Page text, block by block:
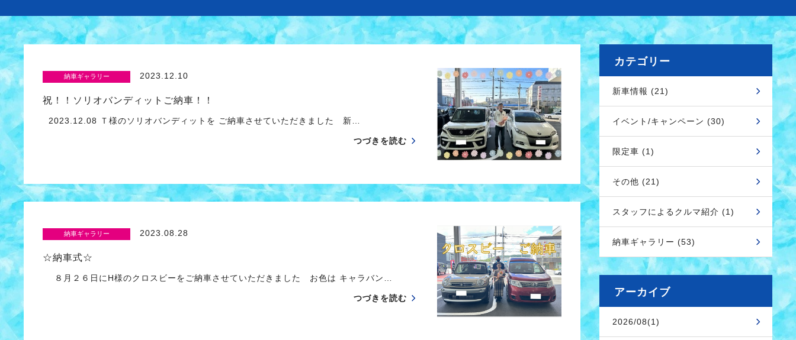
納車ギャラリー 2023.12.10
祝！！ソリオバンディットご納車！！
2023.12.08 Ｔ様のソリオバンディットを ご納車させていただきました 新…
つづきを読む
納車ギャラリー 2023.08.28
☆納車式☆
８月２６日にH様のクロスビーをご納車させていただきました お色は キャラバン…
つづきを読む
カテゴリー
新車情報 (21)
イベント/キャンペーン (30)
限定車 (1)
その他 (21)
スタッフによるクルマ紹介 (1)
納車ギャラリー (53)
アーカイブ
2026/08(1)